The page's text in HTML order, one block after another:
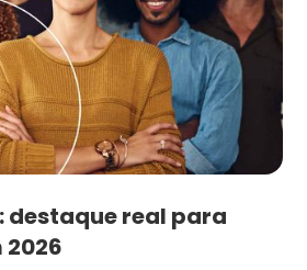
destaque real para